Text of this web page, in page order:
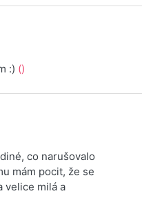
:) ()
co narušovalo
mám pocit, že se
velice milá a